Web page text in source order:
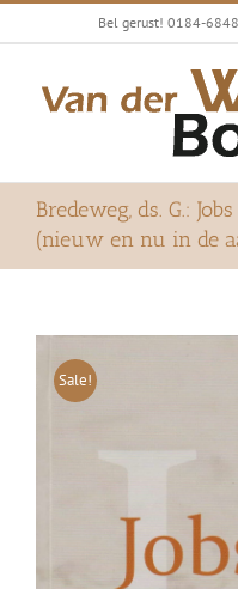
Ga
Bel gerust! 0184-
Bredeweg, ds. G.:
(nieuw en nu in de
Sale!